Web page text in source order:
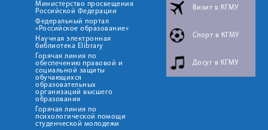
Министерство просвещения
Российской Федерации
Федеральный портал
«Российское образование»
Научная электронная
библиотека Elibrary
Горячая линия по
обеспечению правовой и
социальной защиты
обучающихся
образовательных
организаций высшего
образования
Горячая линия по
психологической помощи
студенческой молодежи
Визит в КГМУ
Спорт в КГМУ
Досуг в КГМУ